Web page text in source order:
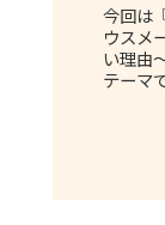
今回は
ウスメ
い理由
テーマ
ます
の方